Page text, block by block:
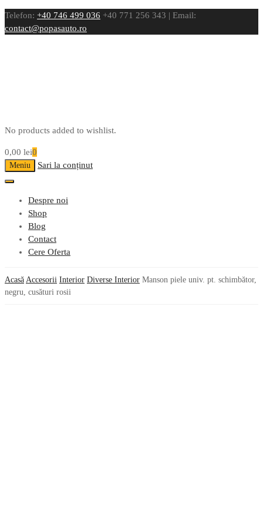
Telefon: +40 746 499 036 +40 771 256 343 | Email:
contact@popasauto.ro
No products added to wishlist.
0,00 lei0
Meniu Sari la conținut
Despre noi
Shop
Blog
Contact
Cere Oferta
Acasă Accesorii Interior Diverse Interior Manson piele univ. pt. schimbător,
negru, cusături rosii